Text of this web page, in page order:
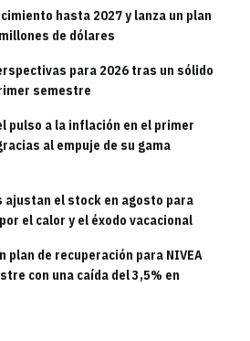
hasta 2027 y lanza un plan
de dólares
para 2026 tras un sólido
semestre
pulso a la inflación en el primer
al empuje de su gama
ajustan el stock en agosto para
el calor y el éxodo vacacional
plan de recuperación para NIVEA
con una caída del 3,5% en